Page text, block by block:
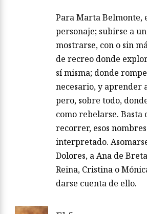
Para Marta Belmonte,
personaje; subirse a
mostrarse, con o sin
de recreo donde
sí misma; donde
necesario, y aprender
pero, sobre todo,
como rebelarse. Basta
recorrer, esos
interpretado.
Dolores, a Ana de
Reina, Cristina o
darse cuenta de ello.